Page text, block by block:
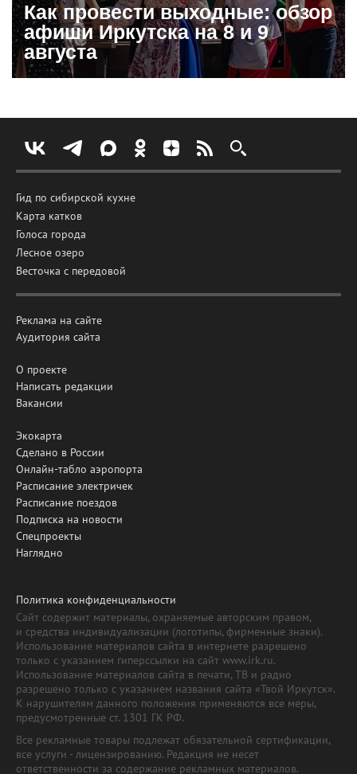
Как провести выходные: обзор
афиши Иркутска на 8 и 9
августа
Гид по сибирской кухне
Карта катков
Голоса города
Лесное озеро
Весточка с передовой
Реклама на сайте
Аудитория сайта
О проекте
Написать редакции
Вакансии
Экокарта
Сделано в России
Онлайн-табло аэропорта
Расписание электричек
Расписание поездов
Подписка на новости
Спецпроекты
Наглядно
Политика конфиденциальности
Сайт содержит материалы, охраняемые авторским правом,
и средства индивидуализации (логотипы, фирменные знаки).
Использование материалов сайта в интернете разрешено
только с указанием гиперссылки на сайт www.irk.ru.
Использование материалов сайта в печати, ТВ и радио
разрешено только с указанием названия сайта «Твой Иркутск».
К нарушителям данного положения применяются все меры,
предусмотренные ст. 1301 ГК РФ.
Все рекламные товары подлежат обязательной сертификации,
все услуги - лицензированию. Редакция не несет
ответственности за содержание рекламных материалов.